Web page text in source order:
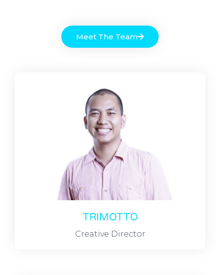
TRIMOTTO
Creative Director
Meet The Team